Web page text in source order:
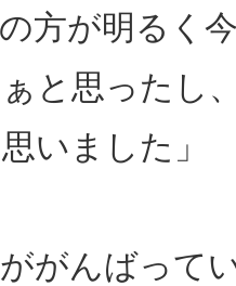
の方が明るく
と思ったし
いました」
ががんばって